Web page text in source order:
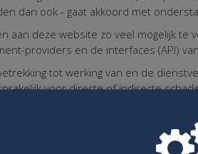
dan ook - gaat akkoord met
aan deze website zo veel mogelijk
providers en de interfaces (API)
tot werking van en de
voor directe of indirecte
of verlies van gegevens,